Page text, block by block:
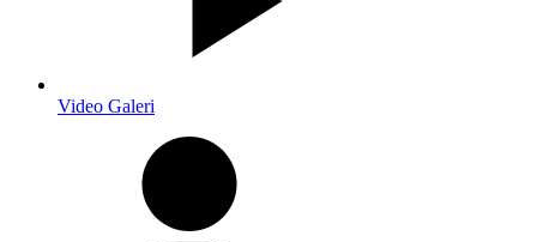
Video Galeri